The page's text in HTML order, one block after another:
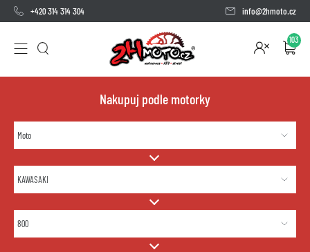
+420 314 314 304 info@2hmoto.cz
103
Nakupuj podle motorky